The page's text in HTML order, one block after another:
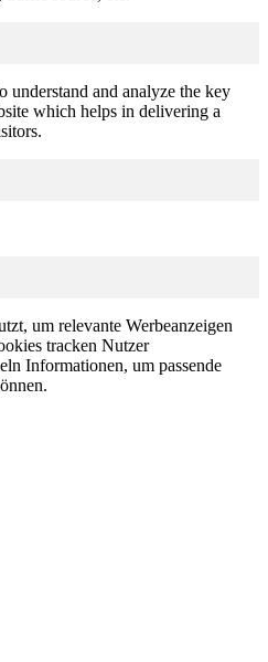
understand and analyze the key
which helps in delivering a
um relevante Werbeanzeigen
tracken Nutzer
Informationen, um passende